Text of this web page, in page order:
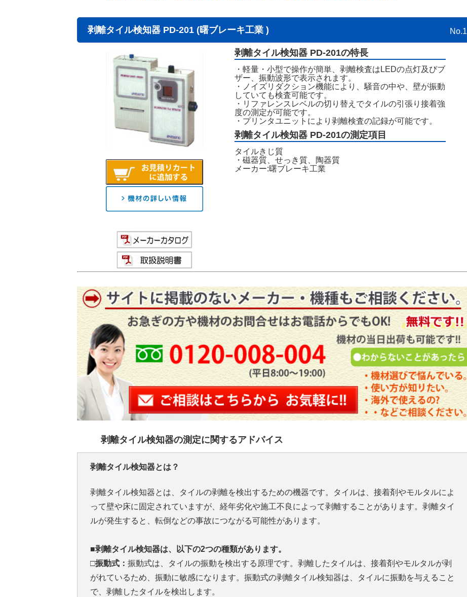
剥離タイル検知器 PD-201 (曙ブレーキ工業 ) No.1
剥離タイル検知器 PD-201の特長
・軽量・小型で操作が簡単、剥離検査はLEDの点灯及びブ
ザー、振動波形で表示されます。
・ノイズリダクション機能により、騒音の中や、壁が振動
していても検査可能です。
・リファレンスレベルの切り替えでタイルの引張り接着強
度の測定が可能です。
・プリンタユニットにより剥離検査の記録が可能です。
剥離タイル検知器 PD-201の測定項目
タイルきじ質
・磁器質、せっき質、陶器質
メーカー:曙ブレーキ工業
剥離タイル検知器の測定に関するアドバイス
剥離タイル検知器とは？
剥離タイル検知器とは、タイルの剥離を検出するための機器です。タイルは、接着剤やモルタルによ
って壁や床に固定されていますが、経年劣化や施工不良によって剥離することがあります。剥離タイ
ルが発生すると、転倒などの事故につながる可能性があります。
■剥離タイル検知器は、以下の2つの種類があります。
□振動式： 振動式は、タイルの振動を検出する原理です。剥離したタイルは、接着剤やモルタルが剥
がれているため、振動に敏感になります。振動式の剥離タイル検知器は、タイルに振動を与えること
で、剥離したタイルを検出します。